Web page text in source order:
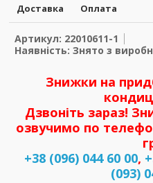
Доставка Оплата
Артикул: 22010611-1
Наявність: Знято з
Знижки на
Дзвоніть зараз!
озвучимо по
+38 (096) 044 60 00,
(093)